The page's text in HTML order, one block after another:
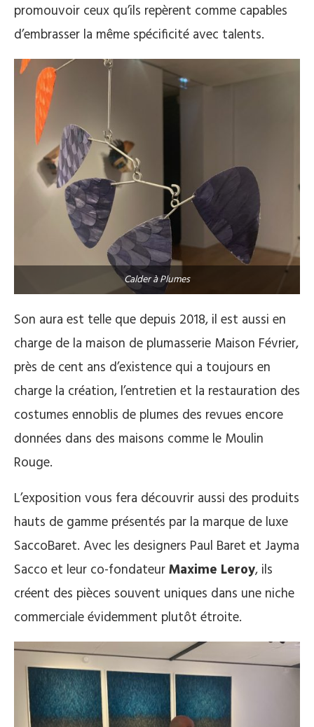
promouvoir ceux qu’ils repèrent comme capables
d’embrasser la même spécificité avec talents.
Calder à Plumes
Son aura est telle que depuis 2018, il est aussi en
charge de la maison de plumasserie Maison Février,
près de cent ans d’existence qui a toujours en
charge la création, l’entretien et la restauration des
costumes ennoblis de plumes des revues encore
données dans des maisons comme le Moulin
Rouge.
L’exposition vous fera découvrir aussi des produits
hauts de gamme présentés par la marque de luxe
SaccoBaret. Avec les designers Paul Baret et Jayma
Sacco et leur co-fondateurMaxime Leroy, ils
créent des pièces souvent uniques dans une niche
commerciale évidemment plutôt étroite.